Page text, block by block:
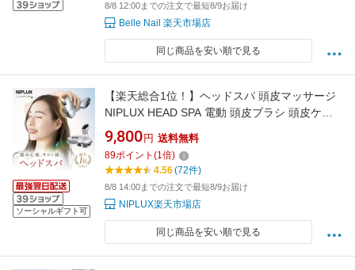
8/8 12:00までの注文で最短8/9お届け
Belle Nail 楽天市場店
同じ商品を安い順で見る
ソーシャルギフト可
【楽天総合1位！】ヘッドスパ 頭皮マッサージ
NIPLUX HEAD SPA 電動 頭皮ブラシ 頭皮ケア
美容家電 美顔器 ※ ヘッドマッサージ ヘッドマ
ッサージャー 機 器 頭皮マッサージ器 マッサー
ジ機 ヘッドマッサージ機 ではありません
9,800 円 送料無料
89ポイント (1倍)
4.56(72件)
8/8 14:00までの注文で最短8/9お届け
NIPLUX楽天市場店
同じ商品を安い順で見る